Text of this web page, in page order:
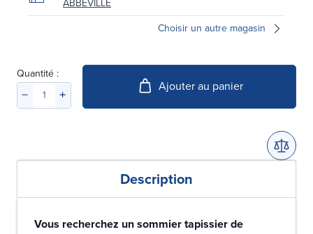
Choisir un autre magasin
Quantité :
Ajouter au panier
Description
Vous recherchez un sommier tapissier de